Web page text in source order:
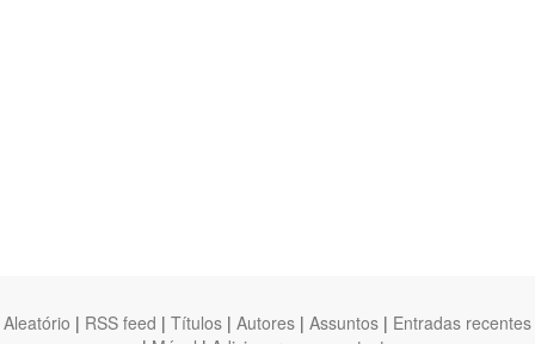
Aleatório | RSS feed | Títulos | Autores | Assuntos | Entradas recentes